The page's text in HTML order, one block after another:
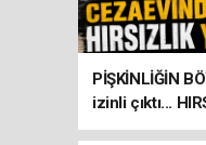
PİŞKİNLİĞİN
izinli çıktı...